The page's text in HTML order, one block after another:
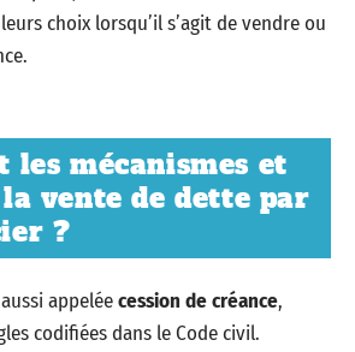
choix lorsqu’il s’agit de vendre ou
les mécanismes et
la vente de dette par
?
appeléecession de créance,
codifiées dans le Code civil.